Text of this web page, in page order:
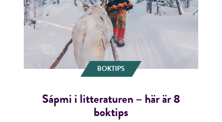
BOKTIPS
Sápmi i litteraturen – här är 8
boktips